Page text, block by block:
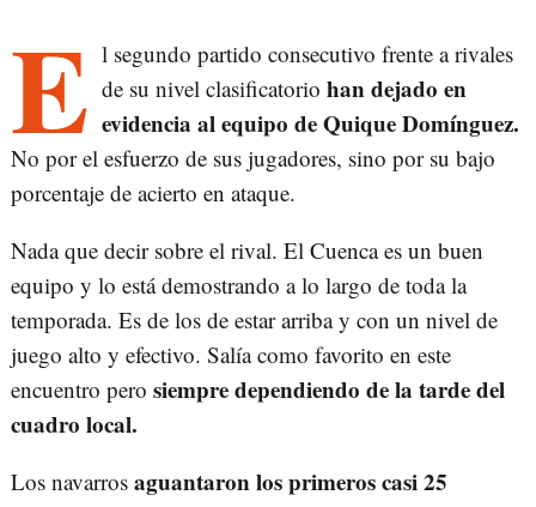
E l segundo partido consecutivo frente a rivales
de su nivel clasificatorio han dejado en
evidencia al equipo de Quique Domínguez.
No por el esfuerzo de sus jugadores, sino por su bajo
porcentaje de acierto en ataque.
Nada que decir sobre el rival. El Cuenca es un buen
equipo y lo está demostrando a lo largo de toda la
temporada. Es de los de estar arriba y con un nivel de
juego alto y efectivo. Salía como favorito en este
encuentro pero siempre dependiendo de la tarde del
cuadro local.
Los navarros aguantaron los primeros casi 25